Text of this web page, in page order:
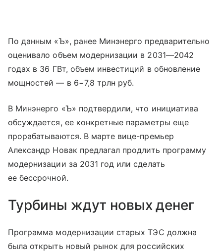
По данным «Ъ», ранее Минэнерго предварительно
оценивало объем модернизации в 2031—2042
годах в 36 ГВт, объем инвестиций в обновление
мощностей — в 6−7,8 трлн руб.
В Минэнерго «Ъ» подтвердили, что инициатива
обсуждается, ее конкретные параметры еще
прорабатываются. В марте вице-премьер
Александр Новак предлагал продлить программу
модернизации за 2031 год или сделать
ее бессрочной.
Турбины ждут новых денег
Программа модернизации старых ТЭС должна
была открыть новый рынок для российских